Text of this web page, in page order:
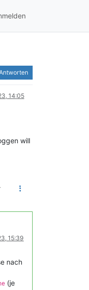
14:05
will
15:39
nach
(je